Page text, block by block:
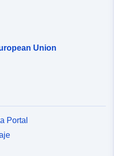
Union
Portal